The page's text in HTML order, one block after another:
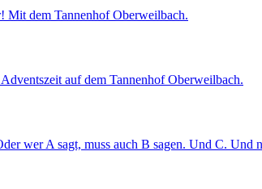
Mit dem Tannenhof Oberweilbach.
auf dem Tannenhof Oberweilbach.
wer A sagt, muss auch B sagen. Und C. Und